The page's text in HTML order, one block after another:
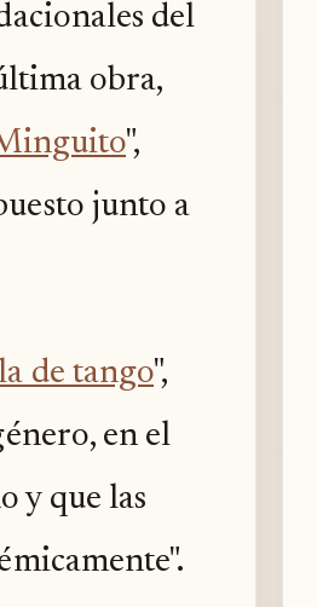
del
obra,
",
junto a
de tango",
en el
y que las